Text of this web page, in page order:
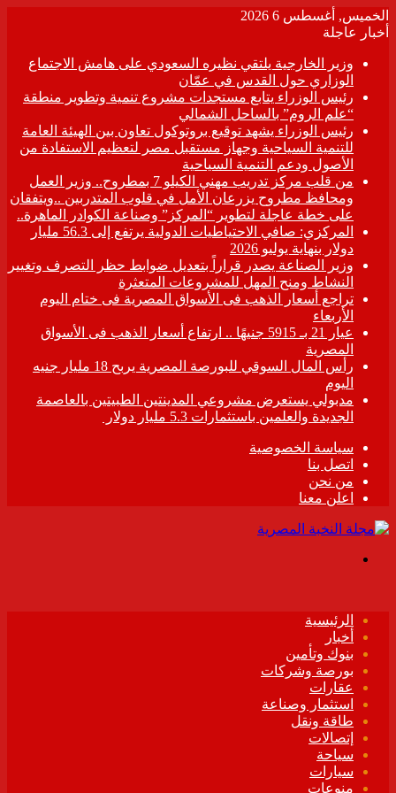
الخميس, أغسطس 6 2026
أخبار عاجلة
وزير الخارجية يلتقي نظيره السعودي على هامش الاجتماع
الوزاري حول القدس في عمّان
رئيس الوزراء يتابع مستجدات مشروع تنمية وتطوير منطقة
“علم الروم” بالساحل الشمالي
رئيس الوزراء يشهد توقيع بروتوكول تعاون بين الهيئة العامة
للتنمية السياحية وجهاز مستقبل مصر لتعظيم الاستفادة من
الأصول ودعم التنمية السياحية
من قلب مركز تدريب مهني الكيلو 7 بمطروح.. وزير العمل
ومحافظ مطروح يزرعان الأمل في قلوب المتدربين ..ويتفقان
على خطة عاجلة لتطوير “المركز” وصناعة الكوادر الماهرة..
المركزي: صافي الاحتياطيات الدولية يرتفع إلى 56.3 مليار
دولار بنهاية يوليو 2026
وزير الصناعة يصدر قراراً بتعديل ضوابط حظر التصرف وتغيير
النشاط ومنح المهل للمشروعات المتعثرة
تراجع أسعار الذهب فى الأسواق المصرية فى ختام اليوم
الأربعاء
عيار 21 بـ 5915 جنيهًا .. ارتفاع أسعار الذهب فى الأسواق
المصرية
رأس المال السوقي للبورصة المصرية يربح 18 مليار جنيه
اليوم
مدبولي يستعرض مشروعي المدينتين الطبيتين بالعاصمة
الجديدة والعلمين باستثمارات 5.3 مليار دولار
سياسة الخصوصية
اتصل بنا
من نحن
اعلن معنا
الرئيسية
أخبار
بنوك وتأمين
بورصة وشركات
عقارات
استثمار وصناعة
طاقة ونقل
إتصالات
سياحة
سيارات
منوعات